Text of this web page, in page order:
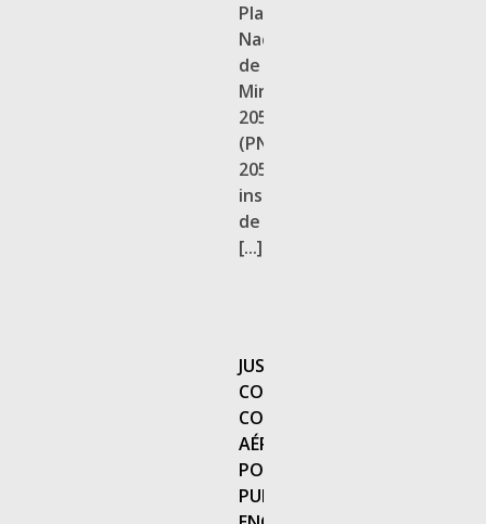
Plano
Nacional
de
Mineração
2050
(PNM
2050),
instrumento
de
[...]
JUSTIÇA
CONDENA
COMPANHIA
AÉREA
POR
PUBLICIDADE